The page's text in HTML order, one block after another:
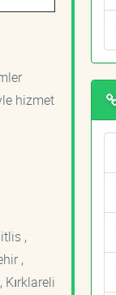
hizmet
,
,